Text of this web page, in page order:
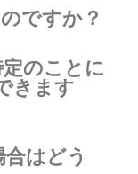
ですか？
のことに
きます
はどう